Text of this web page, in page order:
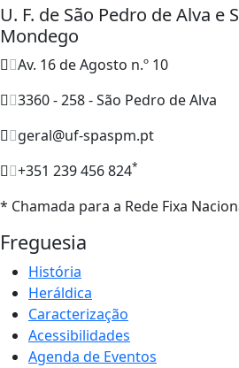
U. F. de São Pedro de Alva e
Mondego
Av. 16 de Agosto n.º 10
3360 - 258 - São Pedro de Alva
geral@uf-spaspm.pt
+351 239 456 824*
* Chamada para a Rede Fixa
Freguesia
História
Heráldica
Caracterização
Acessibilidades
Agenda de Eventos